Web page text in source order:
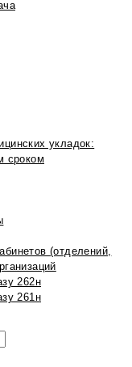
укладок:
сроком
(отделений,
262н
261н